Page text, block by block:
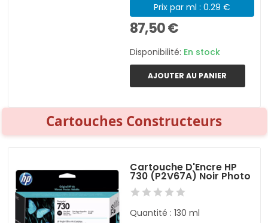
Prix par ml : 0.29 €
87,50 €
Disponibilité: En stock
AJOUTER AU PANIER
Cartouches Constructeurs
Cartouche D'Encre HP
730 (P2V67A) Noir Photo
Quantité : 130 ml